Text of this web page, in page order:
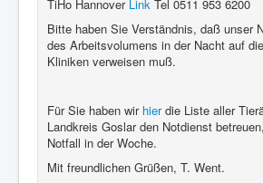
TiHo Hannover Link Tel 0511 953 6200
Bitte haben Sie Verständnis, daß unser
des Arbeitsvolumens in der Nacht auf
Kliniken verweisen muß.
Für Sie haben wir hierdie Liste aller
Landkreis Goslar den Notdienst
Notfall in der Woche.
Mit freundlichen Grüßen, T. Went.